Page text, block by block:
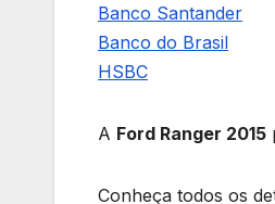
Banco Santander
Banco do Brasil
HSBC
A Ford Ranger 2015
Conheça todos os